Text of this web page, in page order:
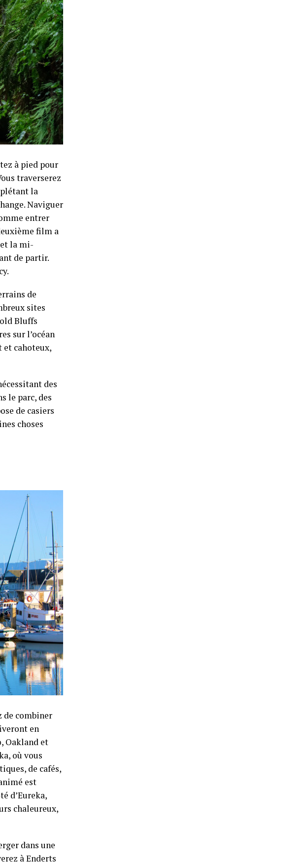
à pied pour
traverserez
la
Naviguer
entrer
film a
la mi-
de partir.
de
sites
Bluffs
sur l’océan
et cahoteux,
des
le parc, des
de casiers
choses
de combiner
en
Oakland et
où vous
de cafés,
est
d’Eureka,
chaleureux,
dans une
à Enderts